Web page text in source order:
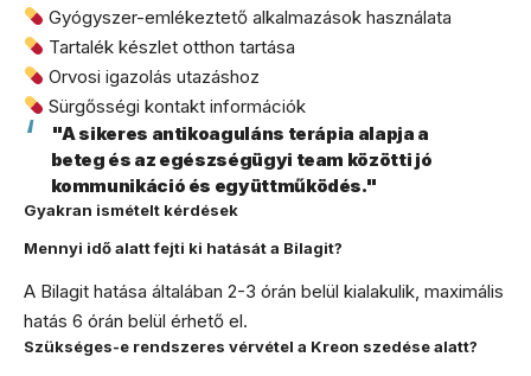
Gyógyszer-emlékeztető alkalmazások használata
Tartalék készlet otthon tartása
Orvosi igazolás utazáshoz
Sürgősségi kontakt információk
"A sikeres antikoaguláns terápia alapja a
beteg és az egészségügyi team közötti jó
kommunikáció és együttműködés."
Gyakran ismételt kérdések
Mennyi idő alatt fejti ki hatását a Bilagit?
A Bilagit hatása általában 2-3 órán belül kialakulik, maximális
hatás 6 órán belül érhető el.
Szükséges-e rendszeres vérvétel a Kreon szedése alatt?